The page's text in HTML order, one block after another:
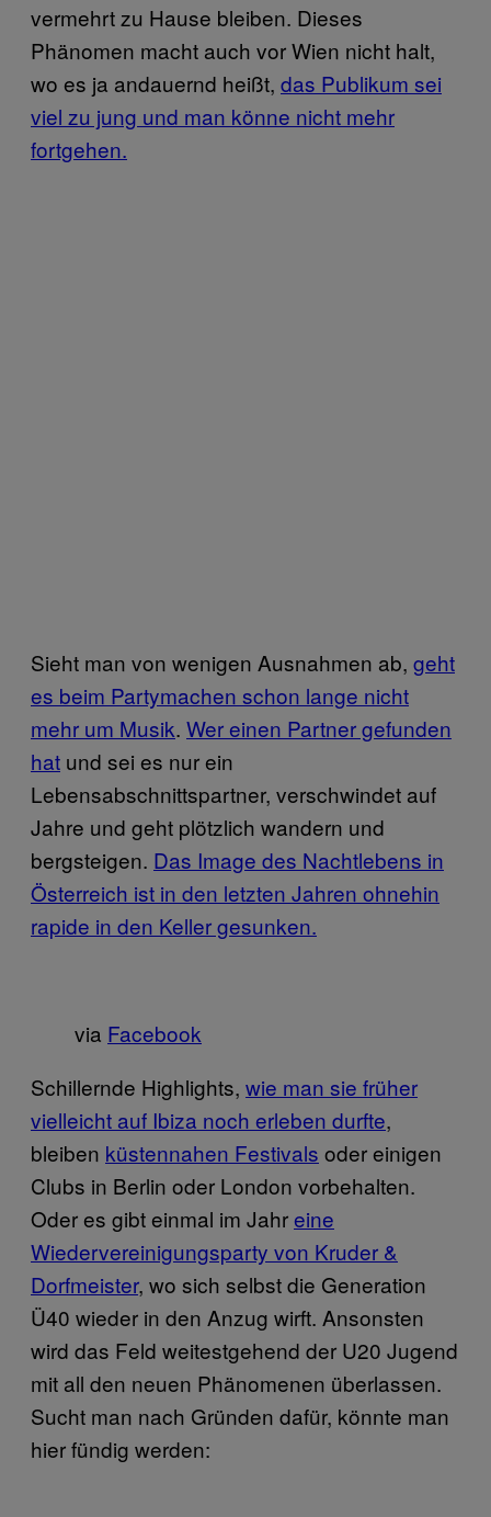
vermehrt zu Hause bleiben. Dieses
Phänomen macht auch vor Wien nicht halt,
wo es ja andauernd heißt, das Publikum sei
viel zu jung und man könne nicht mehr
fortgehen.
Sieht man von wenigen Ausnahmen ab, geht
es beim Partymachen schon lange nicht
mehr um Musik. Wer einen Partner gefunden
hat und sei es nur ein
Lebensabschnittspartner, verschwindet auf
Jahre und geht plötzlich wandern und
bergsteigen. Das Image des Nachtlebens in
Österreich ist in den letzten Jahren ohnehin
rapide in den Keller gesunken.
via Facebook
Schillernde Highlights, wie man sie früher
vielleicht auf Ibiza noch erleben durfte,
bleiben küstennahen Festivals oder einigen
Clubs in Berlin oder London vorbehalten.
Oder es gibt einmal im Jahreine
Wiedervereinigungsparty von Kruder &
Dorfmeister, wo sich selbst die Generation
Ü40 wieder in den Anzug wirft. Ansonsten
wird das Feld weitestgehend der U20 Jugend
mit all den neuen Phänomenen überlassen.
Sucht man nach Gründen dafür, könnte man
hier fündig werden: